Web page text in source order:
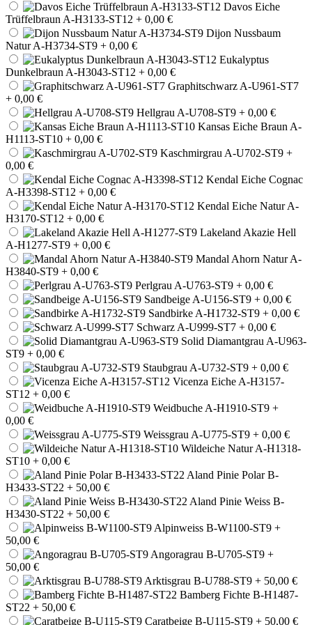
Davos Eiche
Trüffelbraun A-H3133-ST12 + 0,00 €
Dijon Nussbaum
Natur A-H3734-ST9 + 0,00 €
Eukalyptus
Dunkelbraun A-H3043-ST12 + 0,00 €
Graphitschwarz A-U961-ST7
+ 0,00 €
Hellgrau A-U708-ST9 + 0,00 €
Kansas Eiche Braun A-
H1113-ST10 + 0,00 €
Kaschmirgrau A-U702-ST9 +
0,00 €
Kendal Eiche Cognac
A-H3398-ST12 + 0,00 €
Kendal Eiche Natur A-
H3170-ST12 + 0,00 €
Lakeland Akazie Hell
A-H1277-ST9 + 0,00 €
Mandal Ahorn Natur A-
H3840-ST9 + 0,00 €
Perlgrau A-U763-ST9 + 0,00 €
Sandbeige A-U156-ST9 + 0,00 €
Sandbirke A-H1732-ST9 + 0,00 €
Schwarz A-U999-ST7 + 0,00 €
Solid Diamantgrau A-U963-
ST9 + 0,00 €
Staubgrau A-U732-ST9 + 0,00 €
Vicenza Eiche A-H3157-
ST12 + 0,00 €
Weidbuche A-H1910-ST9 +
0,00 €
Weissgrau A-U775-ST9 + 0,00 €
Wildeiche Natur A-H1318-
ST10 + 0,00 €
Aland Pinie Polar B-
H3433-ST22 + 50,00 €
Aland Pinie Weiss B-
H3430-ST22 + 50,00 €
Alpinweiss B-W1100-ST9 +
50,00 €
Angoragrau B-U705-ST9 +
50,00 €
Arktisgrau B-U788-ST9 + 50,00 €
Bamberg Fichte B-H1487-
ST22 + 50,00 €
Caratbeige B-U115-ST9 + 50,00 €